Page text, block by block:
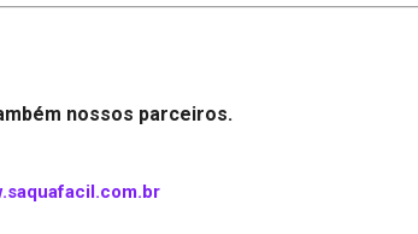
nossos parceiros.